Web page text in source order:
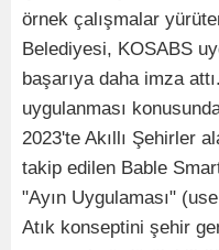
örnek çalışmalar
Belediyesi, KOSABS
başarıya daha imza
uygulanması
2023'te Akıllı Şehirler
takip edilen Bable
"Ayın Uygulaması"
Atık konseptini şehir